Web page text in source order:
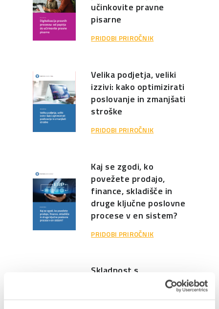
učinkovite pravne
pisarne
PRIDOBI PRIROČNIK
Velika podjetja, veliki
izzivi: kako optimizirati
poslovanje in zmanjšati
stroške
PRIDOBI PRIROČNIK
Kaj se zgodi, ko
povežete prodajo,
finance, skladišče in
druge ključne poslovne
procese v en sistem?
PRIDOBI PRIROČNIK
Skladnost s
prihajajočim zakonom –